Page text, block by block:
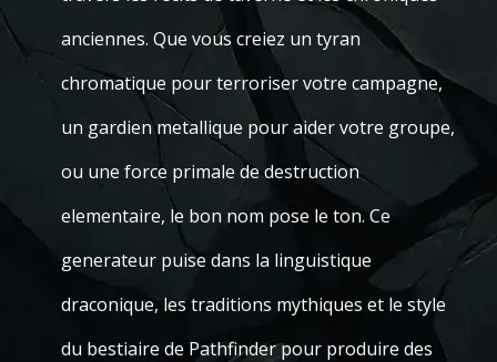
anciennes. Que vous creiez un tyran
chromatique pour terroriser votre campagne,
un gardien metallique pour aider votre groupe,
ou une force primale de destruction
elementaire, le bon nom pose le ton. Ce
generateur puise dans la linguistique
draconique, les traditions mythiques et le style
du bestiaire de Pathfinder pour produire des